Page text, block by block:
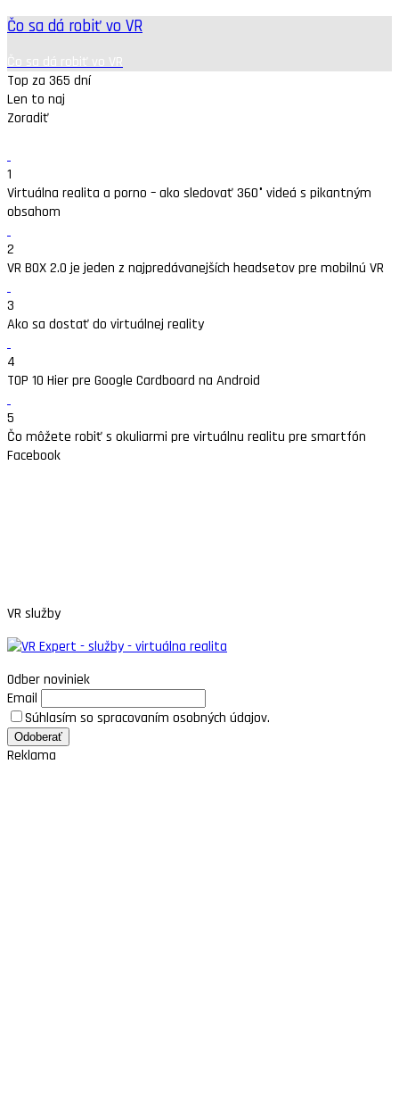
Čo sa dá robiť vo VR
Čo sa dá robiť vo VR
Top za 365 dní
Len to naj
Zoradiť
1
Virtuálna realita a porno – ako sledovať 360° videá s pikantným
obsahom
2
VR BOX 2.0 je jeden z najpredávanejších headsetov pre mobilnú VR
3
Ako sa dostať do virtuálnej reality
4
TOP 10 Hier pre Google Cardboard na Android
5
Čo môžete robiť s okuliarmi pre virtuálnu realitu pre smartfón
Facebook
VR služby
Odber noviniek
Email
Súhlasím so spracovaním osobných údajov.
Reklama